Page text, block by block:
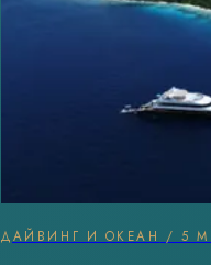
ДАЙВИНГ И ОКЕАН / 5